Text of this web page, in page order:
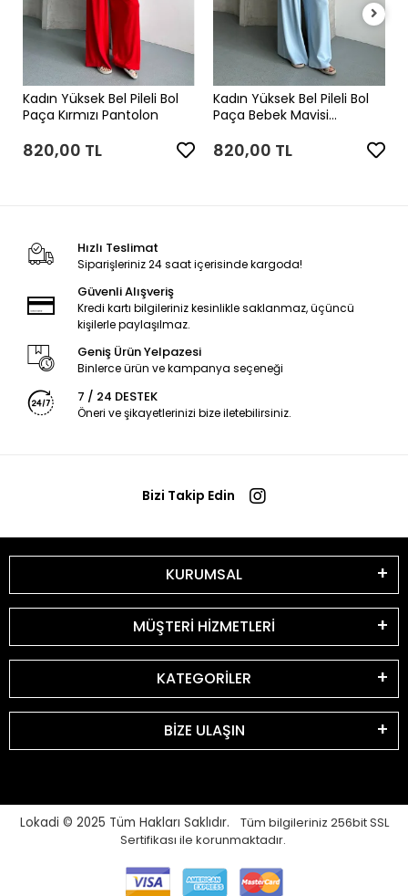
Kadın Yüksek Bel Pileli Bol
Paça Kırmızı Pantolon
820,00 TL
Kadın Yüksek Bel Pileli Bol
Paça Bebek Mavisi
820,00 TL
Hızlı Teslimat
Siparişleriniz 24 saat içerisinde kargoda!
Güvenli Alışveriş
Kredi kartı bilgileriniz kesinlikle saklanmaz, üçüncü
kişilerle paylaşılmaz.
Geniş Ürün Yelpazesi
Binlerce ürün ve kampanya seçeneği
7 / 24 DESTEK
Öneri ve şikayetlerinizi bize iletebilirsiniz.
Bizi Takip Edin
KURUMSAL
MÜŞTERİ HİZMETLERİ
KATEGORİLER
BİZE ULAŞIN
Lokadi © 2025 Tüm Hakları Saklıdır. Tüm bilgileriniz 256bit SSL
Sertifikası ile korunmaktadır.